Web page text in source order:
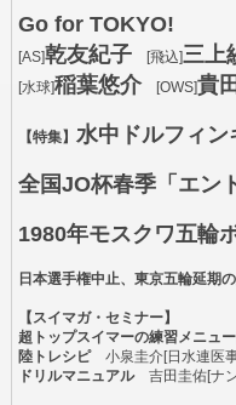
Go for TOKYO!
[AS]乾友紀子[飛込]三上
[水球]稲葉悠介[OWS]貴
【特集】 水中ドルフィン
全国JO杯春季「エン
1980年モスクワ五輪
日本選手権中止、東京五輪延期
【スイマガ・セミナー】
超トップスイマーの練習メニュー
陸トレシピ小泉圭介[日水連医
ドリルマニュアル吉田圭佑[ナ